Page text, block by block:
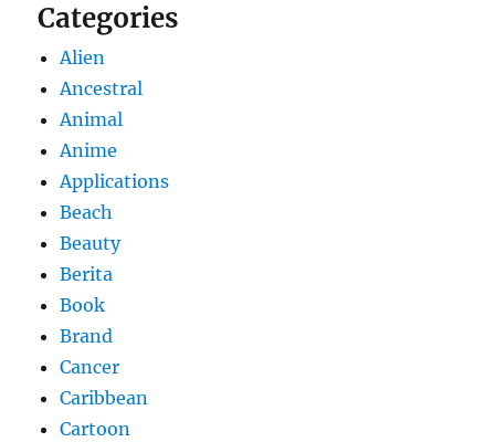
Categories
Alien
Ancestral
Animal
Anime
Applications
Beach
Beauty
Berita
Book
Brand
Cancer
Caribbean
Cartoon